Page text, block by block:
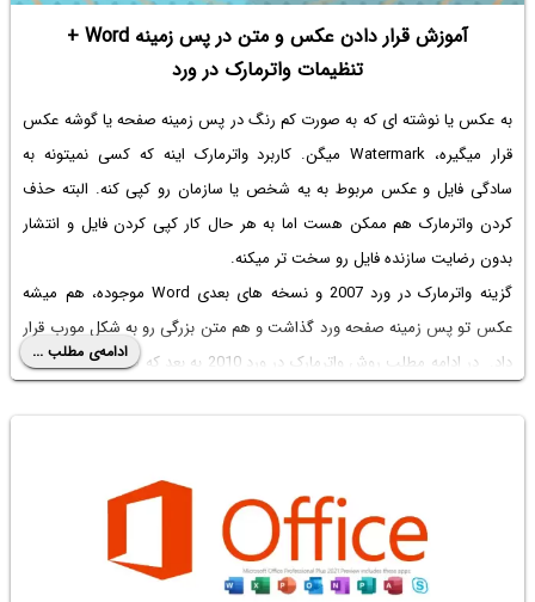
آموزش قرار دادن عکس و متن در پس زمینه Word +
تنظیمات واترمارک در ورد
به عکس یا نوشته ای که به صورت کم رنگ در پس زمینه صفحه یا گوشه عکس
قرار میگیره، Watermark میگن. کاربرد واترمارک اینه که کسی نمیتونه به
سادگی فایل و عکس مربوط به یه شخص یا سازمان رو کپی کنه. البته حذف
کردن واترمارک هم ممکن هست اما به هر حال کار کپی کردن فایل و انتشار
بدون رضایت سازنده فایل رو سخت تر میکنه.
گزینه واترمارک در ورد 2007
و نسخه های بعدی Word موجوده، هم میشه
عکس تو پس زمینه صفحه ورد گذاشت و هم متن بزرگی رو به شکل مورب قرار
داد. در ادامه مطلب روش واترمارک در ورد 2010
به بعد که مشابه هست رو به
ادامه‌ی مطلب ...